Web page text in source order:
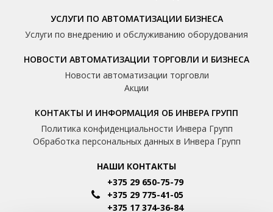
УСЛУГИ ПО АВТОМАТИЗАЦИИ БИЗНЕСА
Услуги по внедрению и обслуживанию оборудования
НОВОСТИ АВТОМАТИЗАЦИИ ТОРГОВЛИ И БИЗНЕСА
Новости автоматизации торговли
Акции
КОНТАКТЫ И ИНФОРМАЦИЯ ОБ ИНВЕРА ГРУПП
Политика конфиденциальности Инвера Групп
Обработка персональных данных в Инвера Групп
НАШИ КОНТАКТЫ
+375 29 650-75-79
+375 29 775-41-05
+375 17 374-36-84